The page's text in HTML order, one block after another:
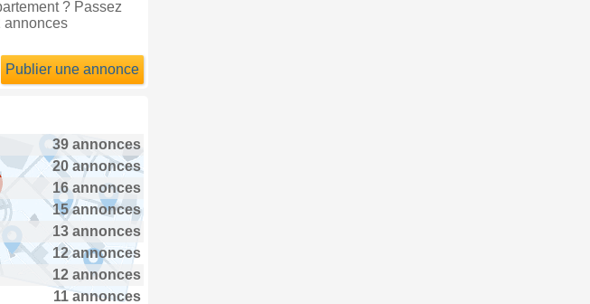
? Passez
annonces
Publier une annonce
39 annonces
20 annonces
16 annonces
15 annonces
13 annonces
12 annonces
12 annonces
11 annonces